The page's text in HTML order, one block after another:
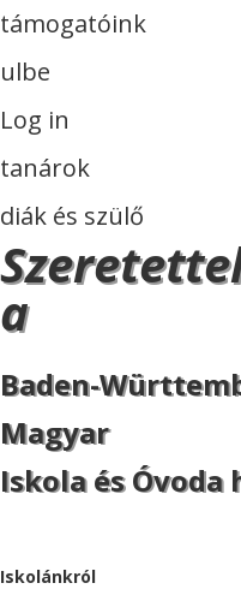
támogatóink
ulbe
Log in
tanárok
diák és szülő
a
Baden-
Magyar
Iskola és Óvoda
Iskolánkról